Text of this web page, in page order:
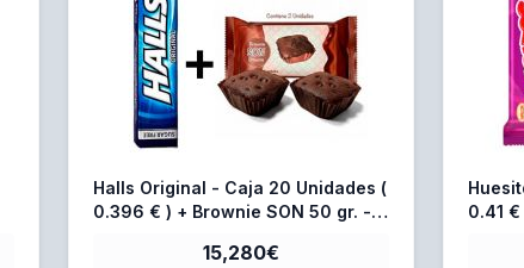
Halls Original - Caja 20 Unidades (
0.396 € ) + Brownie SON 50 gr. -
15,280€
0.41 € ) + Brownie SON